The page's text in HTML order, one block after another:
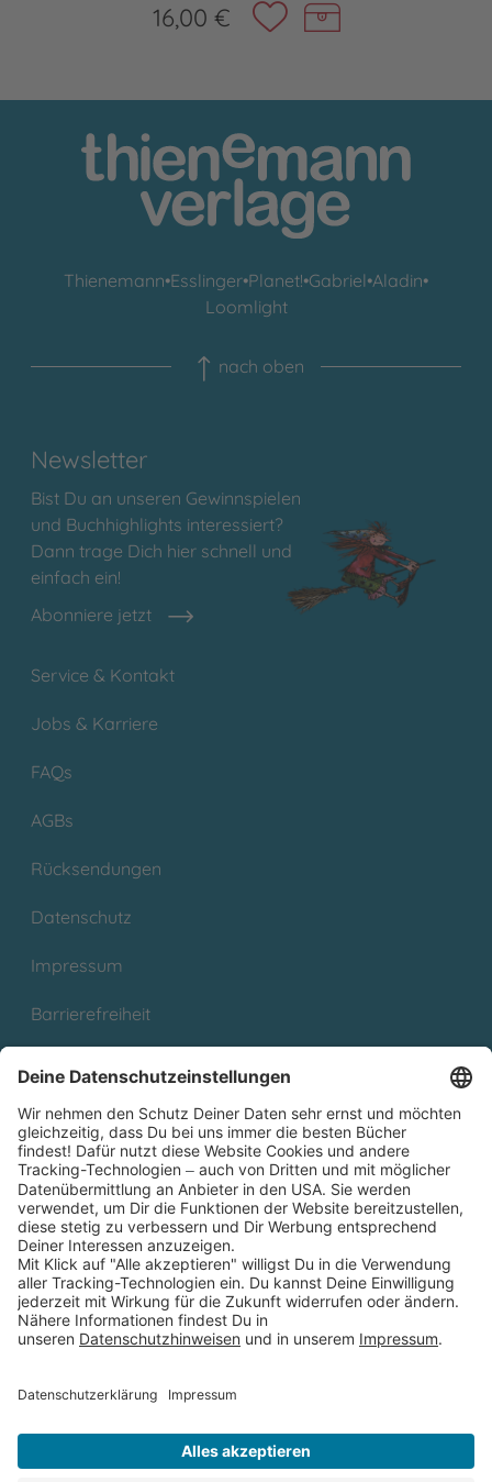
16,00 €
Thienemann•Esslinger•Planet!•Gabriel•Aladin•
Loomlight
nach oben
Newsletter
Bist Du an unseren Gewinnspielen
und Buchhighlights interessiert?
Dann trage Dich hier schnell und
einfach ein!
Abonniere jetzt
Service & Kontakt
Jobs & Karriere
FAQs
AGBs
Rücksendungen
Datenschutz
Impressum
Barrierefreiheit
Partnerprogramm (Affiliate)
Folge uns auf
* Versandkostenfrei ab 9,00 € Bestellwert innerhalb
Deutschlands
** Lieferzeit 1-3 Werktage innerhalb Deutschlands
Thienemann-Esslinger Verlag GmbH, Blumenstraße 36, D-70182